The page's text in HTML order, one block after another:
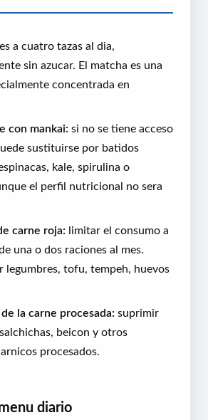
a cuatro tazas al dia,
sin azucar. El matcha es una
concentrada en
con mankai: si no se tiene acceso
sustituirse por batidos
kale, spirulina o
el perfil nutricional no sera
carne roja: limitar el consumo a
una o dos raciones al mes.
legumbres, tofu, tempeh, huevos
la carne procesada: suprimir
beicon y otros
procesados.
diario